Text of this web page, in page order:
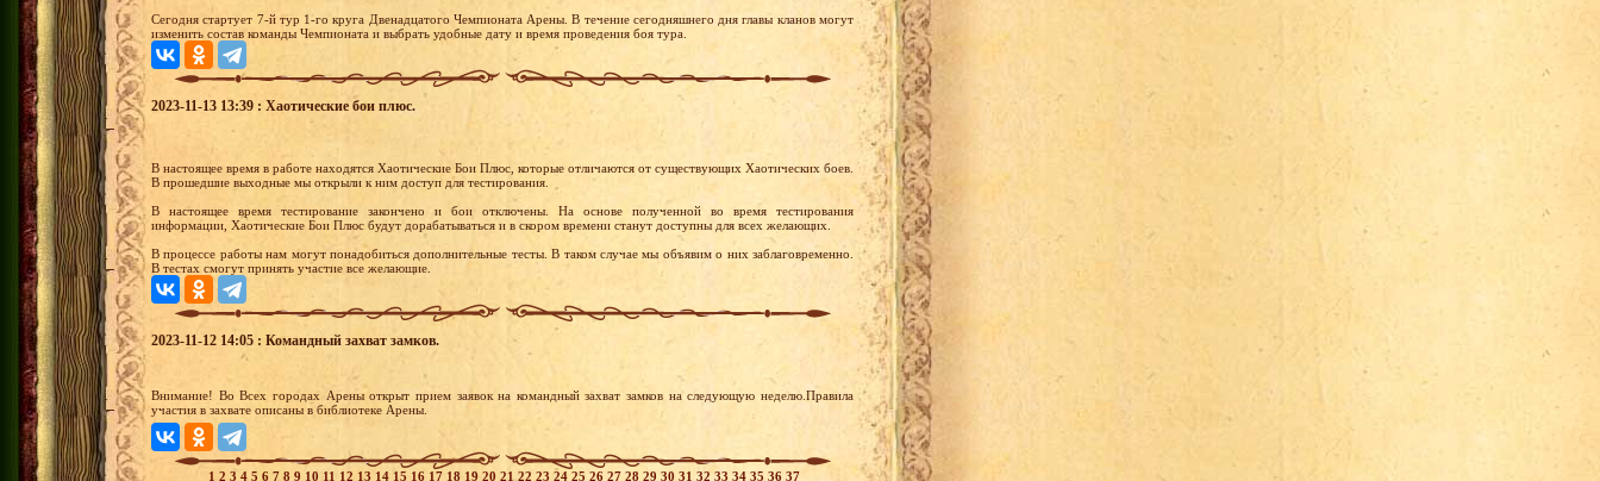
Сегодня стартует 7-й тур 1-го круга Двенадцатого Чемпионата Арены. В течение сегодняшнего дня главы кланов могут
изменить состав команды Чемпионата и выбрать удобные дату и время проведения боя тура.
2023-11-13 13:39 : Хаотические бои плюс.
В настоящее время в работе находятся Хаотические Бои Плюс, которые отличаются от существующих Хаотических боев.
В прошедшие выходные мы открыли к ним доступ для тестирования.
В настоящее время тестирование закончено и бои отключены. На основе полученной во время тестирования
информации, Хаотические Бои Плюс будут дорабатываться и в скором времени станут доступны для всех желающих.
В процессе работы нам могут понадобиться дополнительные тесты. В таком случае мы объявим о них заблаговременно.
В тестах смогут принять участие все желающие.
2023-11-12 14:05 : Командный захват замков.
Внимание! Во Всех городах Арены открыт прием заявок на командный захват замков на следующую неделю.Правила
участия в захвате описаны в библиотеке Арены.
1 2 3 4 5 6 7 8 9 10 11 12 13 14 15 16 17 18 19 20 21 22 23 24 25 26 27 28 29 30 31 3233 34 35 36 37